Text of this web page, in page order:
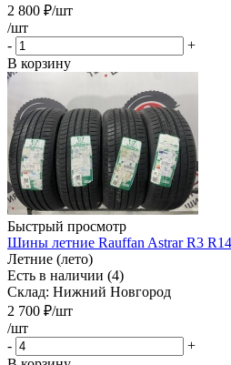
2 800 ₽/шт
/шт
-
+
В корзину
Быстрый просмотр
Шины летние Rauffan Astrar R3
Летние (лето)
Есть в наличии (4)
Склад: Нижний Новгород
2 700 ₽/шт
/шт
-
+